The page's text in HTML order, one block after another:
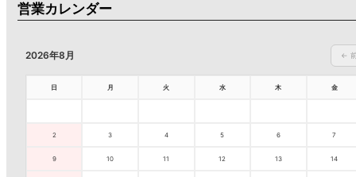
営業カレンダー
2026年8月 ←
日 月 火 水 木 金
2 3 4 5 6 7
9 10 11 12 13 14